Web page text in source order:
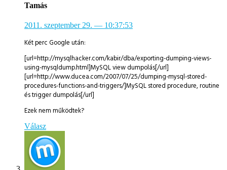
Tamás
2011. szeptember 29. — 10:37:53
Két perc Google után:
[url=http://mysqlhacker.com/kabir/dba/exporting-dumping-views-
using-mysqldump.html]MySQL view dumpolás[/url]
[url=http://www.ducea.com/2007/07/25/dumping-mysql-stored-
procedures-functions-and-triggers/]MySQL stored procedure, routine
és trigger dumpolás[/url]
Ezek nem működtek?
Válasz